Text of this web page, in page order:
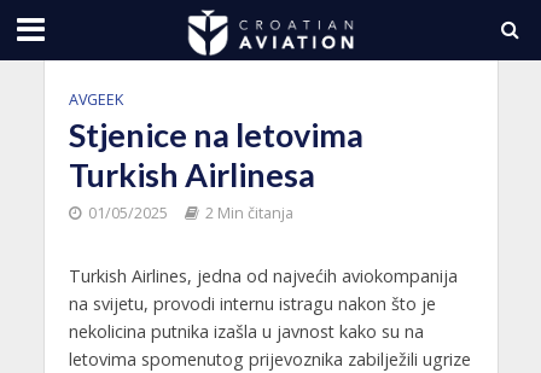
AVGEEK
Stjenice na letovima
Turkish Airlinesa
01/05/2025 2 Min čitanja
Turkish Airlines, jedna od najvećih aviokompanija
na svijetu, provodi internu istragu nakon što je
nekolicina putnika izašla u javnost kako su na
letovima spomenutog prijevoznika zabilježili ugrize